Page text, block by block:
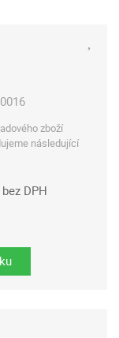
zboží
následující
DPH